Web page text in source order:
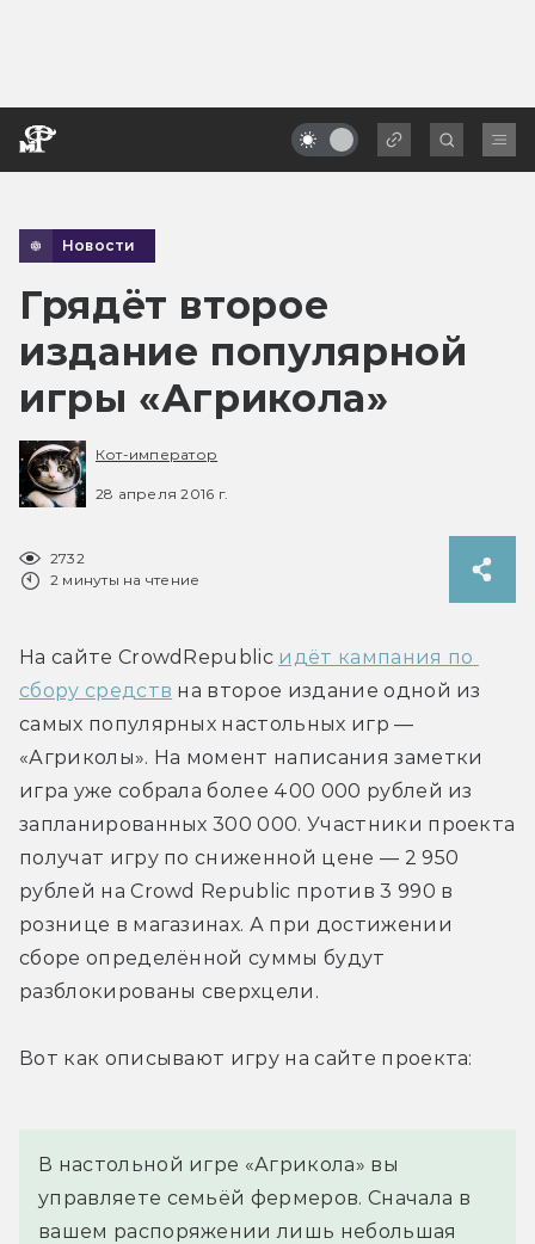
Новости
Грядёт второе
издание популярной
игры «Агрикола»
Кот-император
28 апреля 2016 г.
2732
2 минуты на чтение
На сайте CrowdRepublic идёт кампания по
сбору средств на второе издание одной из
самых популярных настольных игр —
«Агриколы». На момент написания заметки
игра уже собрала более 400 000 рублей из
запланированных 300 000. Участники проекта
получат игру по сниженной цене — 2 950
рублей на Crowd Republic против 3 990 в
рознице в магазинах. А при достижении
сборе определённой суммы будут
разблокированы сверхцели.
Вот как описывают игру на сайте проекта:
В настольной игре «Агрикола» вы
управляете семьёй фермеров. Сначала в
вашем распоряжении лишь небольшая